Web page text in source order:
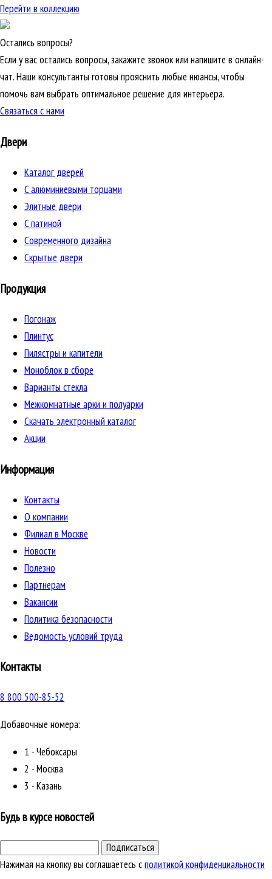
Перейти в коллекцию
Остались вопросы?
Если у вас остались вопросы, закажите звонок или напишите в онлайн-
чат. Наши консультанты готовы прояснить любые нюансы, чтобы
помочь вам выбрать оптимальное решение для интерьера.
Связаться с нами
Двери
Каталог дверей
C алюминиевыми торцами
Элитные двери
C патиной
Cовременного дизайна
Скрытые двери
Продукция
Погонаж
Плинтус
Пилястры и капители
Моноблок в сборе
Варианты стекла
Межкомнатные арки и полуарки
Скачать электронный каталог
Акции
Информация
Контакты
О компании
Филиал в Москве
Новости
Полезно
Партнерам
Вакансии
Политика безопасности
Ведомость условий труда
Контакты
8 800 500-85-52
Добавочные номера:
1 - Чебоксары
2 - Москва
3 - Казань
Будь в курсе новостей
Подписаться
Нажимая на кнопку вы соглашаетесь сполитикой конфиденциальности